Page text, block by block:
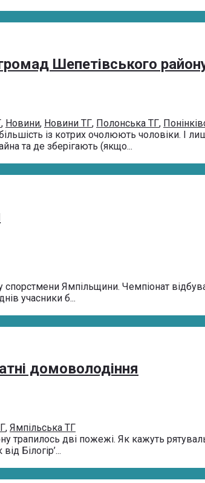
Шепетівського
, Новини, Новини ТГ, Полонська ТГ,
із котрих очолюють чоловіки. І
та де зберігають (якщо...
Ямпільщини. Чемпіонат
учасники б...
домоволодіння
, Ямпільська ТГ
трапилось дві пожежі. Як кажуть
Білогір’...